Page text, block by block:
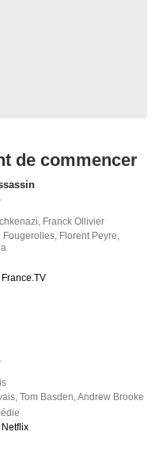
de commencer
Franck Ollivier
Fougerolles Florent Peyre
,Tom Basden,Andrew Brooke